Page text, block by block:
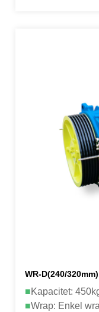
WR-D(240/
■Kapacitet:
■Wrap: Enkel